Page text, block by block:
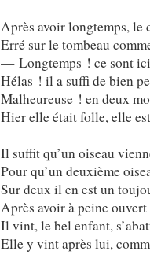
Après avoir longtemps,
Erré sur le tombeau
— Longtemps ! ce sont ici
Hélas ! il a suffi de bien
Malheureuse ! en deux
Hier elle était folle, elle
Il suffit qu’un oiseau
Pour qu’un deuxième
Sur deux il en est un
Après avoir à peine
Il vint, le bel enfant,
Elle y vint après lui,